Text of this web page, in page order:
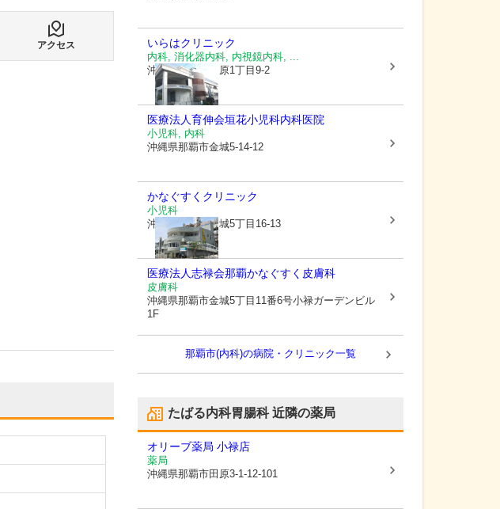
アクセス
いらはクリニック
内科, 消化器内科, 内視鏡内科, ...
沖縄県那覇市
田原1丁目9-2
医療法人育伸会垣花小児科内科医院
小児科, 内科
沖縄県那覇市金城5-14-12
かなぐすくクリニック
小児科
沖縄県那覇市金城5丁目16-13
医療法人志禄会那覇かなぐすく皮膚科
皮膚科
沖縄県那覇市金城5丁目11番6号小禄ガーデンビル
1F
那覇市(内科)の病院・クリニック一覧
たばる内科胃腸科近隣の薬局
オリーブ薬局 小禄店
薬局
沖縄県那覇市田原3-1-12-101